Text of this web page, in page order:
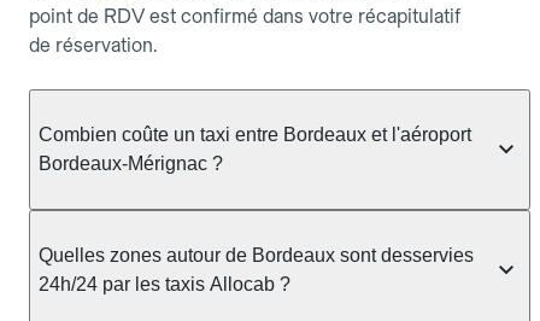
point de RDV est confirmé dans votre récapitulatif
de réservation.
Combien coûte un taxi entre Bordeaux et l'aéroport
Bordeaux-Mérignac ?
Bordeaux-Mérignac coûte généralement à partir
de 26,5 €, pour une durée d'environ 20–30
Quelles zones autour de Bordeaux sont desservies
24h/24 par les taxis Allocab ?